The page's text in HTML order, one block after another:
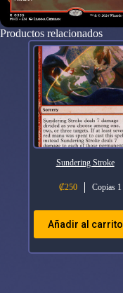
Productos relacionados
Sundering Stroke
₡250 Copias 1
Añadir al carrito